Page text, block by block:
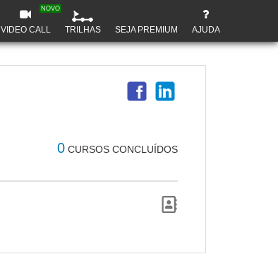
VIDEO CALL
NOVO
TRILHAS SEJA PREMIUM AJUDA
0 CURSOS CONCLUÍDOS